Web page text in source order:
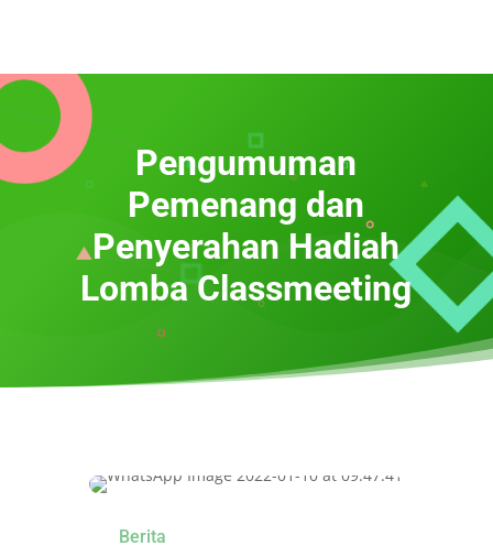
Pengumuman
Pemenang dan
Penyerahan Hadiah
Lomba Classmeeting
Berita